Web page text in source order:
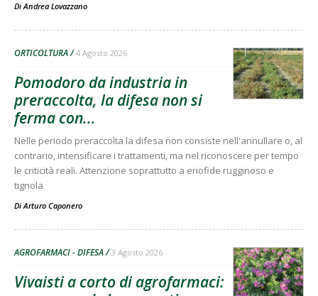
DiAndrea Lovazzano
ORTICOLTURA 4 Agosto 2026
Pomodoro da industria in
preraccolta, la difesa non si
ferma con...
Nelle periodo preraccolta la difesa non consiste nell'annullare o, al
contrario, intensificare i trattamenti, ma nel riconoscere per tempo
le criticità reali. Attenzione soprattutto a eriofide rugginoso e
tignola
DiArturo Caponero
AGROFARMACI - DIFESA 3 Agosto 2026
Vivaisti a corto di agrofarmaci: